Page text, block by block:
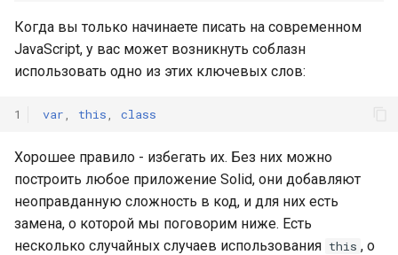
п
о
и
к
а
Функции как аргументы
Декларативный и
императивный код
Ссылки
Когда вы только начинаете писать на современном
JavaScript, у вас может возникнуть соблазн
использовать одно из этих ключевых слов:
1 var this class
Хорошее правило - избегать их. Без них можно
построить любое приложение Solid, они добавляют
неоправданную сложность в код, и для них есть
замена, о которой мы поговорим ниже. Есть
несколько случайных случаев использования this , о